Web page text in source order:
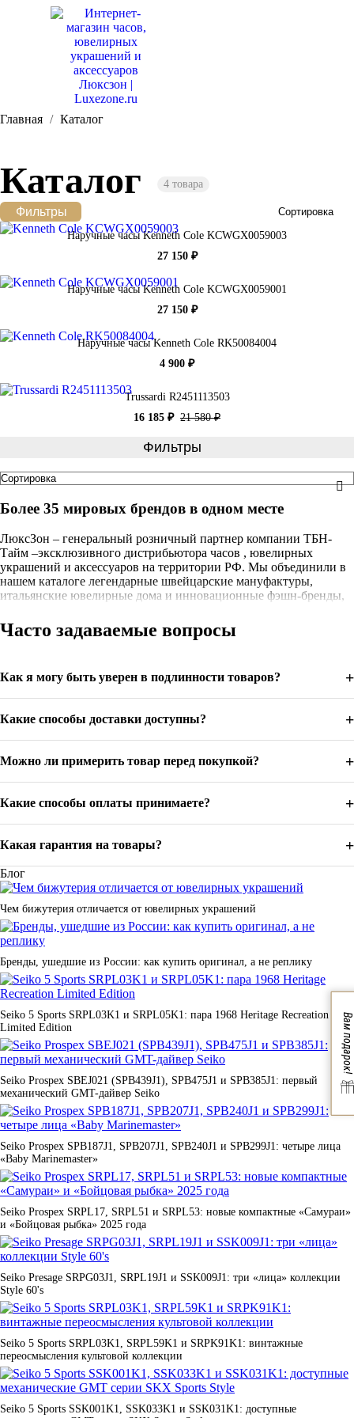
Главная Каталог
Каталог 4 товара
Фильтры Сортировка
Наручные часы Kenneth Cole KCWGX0059003
27 150 ₽
Наручные часы Kenneth Cole KCWGX0059001
27 150 ₽
Наручные часы Kenneth Cole RK50084004
4 900 ₽
Trussardi R2451113503
16 185 ₽ 21 580 ₽
Фильтры
Более 35 мировых брендов в одном месте
ЛюксЗон – генеральный розничный партнер компании ТБН-
Тайм –эксклюзивного дистрибьютора часов , ювелирных
украшений и аксессуаров на территории РФ. Мы объединили в
нашем каталоге легендарные швейцарские мануфактуры,
итальянские ювелирные дома и инновационные фэшн-бренды,
случая. Каждое изделие в нашем каталоге — это оригинальная
продукция с официальной гарантией производителя, и полным
Швейцарские часы — эталон точности
В нашем каталоге представлены швейцарские бренды с вековой
историей: Aerowatch ,Philip Watch, Marvin, Auguste Reymond,
,Victorinox и Wenger. От классических моделей с
автоматическими механизмами до инновационных хронографов
— каждые швейцарские часы проходят сертификацию и
поставляются напрямую от производителей. Мы предлагаем как
доступные модели для первого знакомства со швейцарским
качеством, так и эксклюзивные лимитированные серии для
коллекционеров.
Итальянские украшения и часы — искусство
стиля
Италия в нашем каталоге представлена брендами Furla,
Moschino. От изысканных золотых украшений Salvini и
архитектурного серебра Pianegonda до революционных
технологий Pesavento и органического жемчуга Majorica —
итальянские мастера создают изделия, которые становятся
произведениями искусства на вашем запястье или шее.
Дизайнерские аксессуары для завершения образа
Премиальные аксессуары от Davidoff, Ferrari, Nina Ricci, Cerruti
1881 дополнят ваш стиль. Кожаные изделия ручной работы,
запонки с драгоценными камнями, браслеты из стали и серебра
— каждый аксессуар создан с вниманием к деталям и рассчитан
на годы безупречной службы. В каталоге представлены как
мужские, так и женские коллекции, а также универсальные
модели.
Почему выбирают ЛюксЗон:
✓ Официальное партнерство
производителями исключают подделки
✓ Два шоурума
модель перед покупкой
✓ Расширенная гарантия— от 2 до 25 лет в зависимости от
✓ Бесплатная доставка — по всей России с полным
страхованием груза
✓ Профессиональная консультация— поможем выбрать
идеальную модель под ваш стиль и бюджет
✓ Сервисное обслуживание— авторизованные сервисные
Часто задаваемые вопросы
Как я могу быть уверен в подлинности товаров? +
Какие способы доставки доступны? +
Можно ли примерить товар перед покупкой? +
Какие способы оплаты принимаете? +
Какая гарантия на товары? +
Блог
Чем бижутерия отличается от ювелирных украшений
Бренды, ушедшие из России: как купить оригинал, а не реплику
Seiko 5 Sports SRPL03K1 и SRPL05K1: пара 1968 Heritage Recreation
Limited Edition
Seiko Prospex SBEJ021 (SPB439J1), SPB475J1 и SPB385J1: первый
механический GMT-дайвер Seiko
Seiko Prospex SPB187J1, SPB207J1, SPB240J1 и SPB299J1: четыре лица
«Baby Marinemaster»
Seiko Prospex SRPL17, SRPL51 и SRPL53: новые компактные «Самураи»
и «Бойцовая рыбка» 2025 года
Seiko Presage SRPG03J1, SRPL19J1 и SSK009J1: три «лица» коллекции
Style 60's
Seiko 5 Sports SRPL03K1, SRPL59K1 и SRPK91K1: винтажные
переосмысления культовой коллекции
Seiko 5 Sports SSK001K1, SSK033K1 и SSK031K1: доступные
Вам подарок!